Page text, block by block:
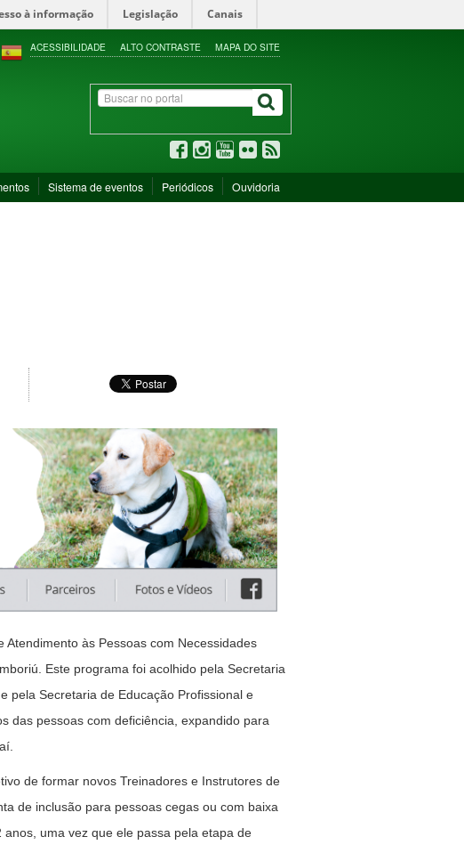
à informação Legislação Canais
ACESSIBILIDADE ALTO CONTRASTE MAPA DO SITE
Sistema de eventos Periódicos Ouvidoria
às Pessoas com Necessidades
Este programa foi acolhido pela Secretaria
pela Secretaria de Educação Profissional e
das pessoas com deficiência, expandido para
de formar novos Treinadores e Instrutores de
de inclusão para pessoas cegas ou com baixa
uma vez que ele passa pela etapa de